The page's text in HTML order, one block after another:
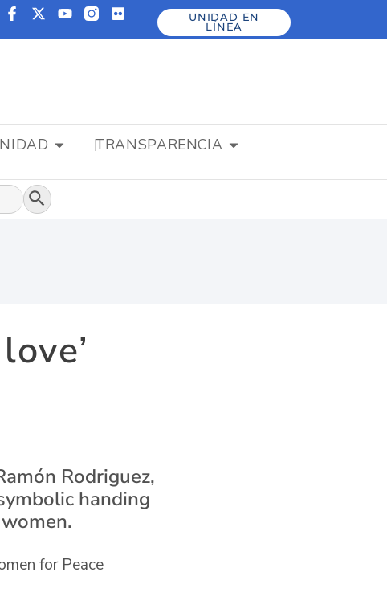
UNIDAD EN
LÍNEA
TRANSPARENCIA
Botón de búsqueda
Rodriguez,
handing
for Peace